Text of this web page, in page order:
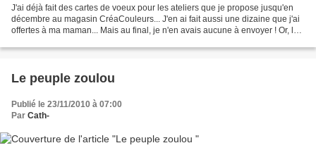
J'ai déjà fait des cartes de voeux pour les ateliers que je propose jusqu'en
décembre au magasin CréaCouleurs... J'en ai fait aussi une dizaine que j'ai
offertes à ma maman... Mais au final, je n'en avais aucune à envoyer ! Or, le
Le peuple zoulou
Publié le 23/11/2010 à 07:00
Par Cath-